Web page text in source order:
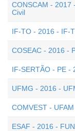
CONSCAM - 2017
Civil
IF-TO - 2016 - IF-
COSEAC - 2016 -
IF-SERTÃO - PE -
UFMG - 2016 -
COMVEST -
ESAF - 2016 -